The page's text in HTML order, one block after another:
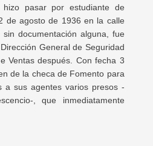
pasar por estudiante de
de agosto de 1936 en la calle
documentación alguna, fue
General de Seguridad
Ventas después. Con fecha 3
de la checa de Fomento para
a sus agentes varios presos -
, que inmediatamente